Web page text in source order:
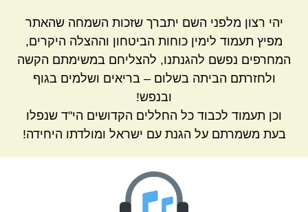
יהי רצון מלפני השם יתברך שזכות השמחה שהאתר
מפיץ תעמוד לימין כוחות הביטחון וההצלה היקרים,
המחרפים נפשם להגנתנו, להצליחם במשימתם הקשה
ולחזרתם הביתה בשלום – בריאים ושלמים בגוף
ובנפש!
וכן תעמוד לכבוד כל החללים הקדושים הי"ד שנפלו
בעת משמרתם על הגנת עם ישראל ומולדתו היחידה!